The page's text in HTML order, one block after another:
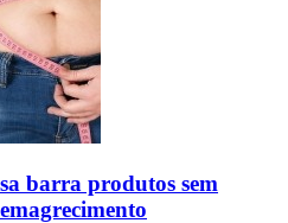
barra produtos sem